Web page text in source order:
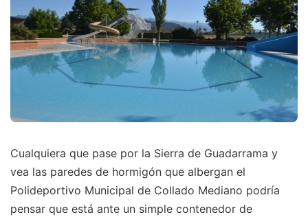
Cualquiera que pase por la Sierra de Guadarrama y
vea las paredes de hormigón que albergan el
Polideportivo Municipal de Collado Mediano podría
pensar que está ante un simple contenedor de